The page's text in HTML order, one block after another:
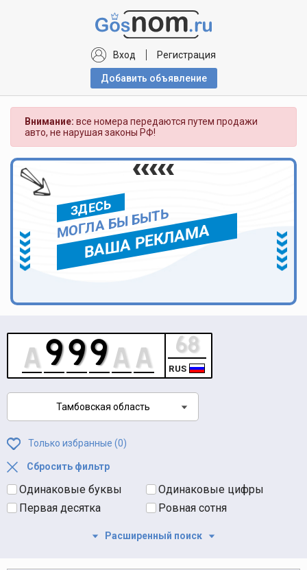
Вход Регистрация
Добавить объявлениe
Внимание: все номера передаются путем продажи
авто, не нарушая законы РФ!
ЗДЕСЬ
МОГЛА БЫ БЫТЬ
ВАША РЕКЛАМА
RUS
Тамбовская область
Только избранные (0)
Сбросить фильтр
Одинаковые буквы
Одинаковые цифры
Первая десятка
Ровная сотня
Расширенный поиск